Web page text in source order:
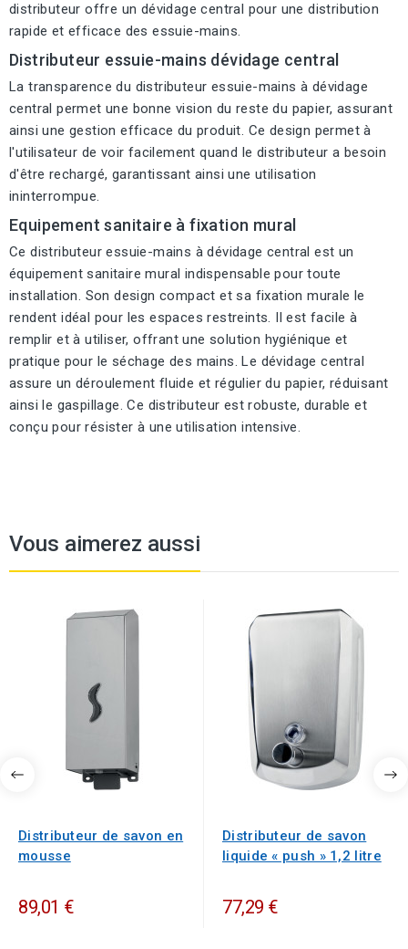
distributeur offre un dévidage central pour une distribution
rapide et efficace des essuie-mains.
Distributeur essuie-mains dévidage central
La transparence du distributeur essuie-mains à dévidage
central permet une bonne vision du reste du papier, assurant
ainsi une gestion efficace du produit. Ce design permet à
l'utilisateur de voir facilement quand le distributeur a besoin
d'être rechargé, garantissant ainsi une utilisation
ininterrompue.
Equipement sanitaire à fixation mural
Ce distributeur essuie-mains à dévidage central est un
équipement sanitaire mural indispensable pour toute
installation. Son design compact et sa fixation murale le
rendent idéal pour les espaces restreints. Il est facile à
remplir et à utiliser, offrant une solution hygiénique et
pratique pour le séchage des mains. Le dévidage central
assure un déroulement fluide et régulier du papier, réduisant
ainsi le gaspillage. Ce distributeur est robuste, durable et
conçu pour résister à une utilisation intensive.
Vous aimerez aussi
Distributeur de savon en
mousse
89,01 €
Distributeur de savon
liquide « push » 1,2 litre
77,29 €